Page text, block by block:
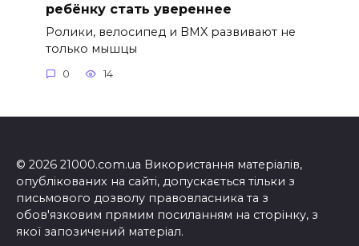
ребёнку стать увереннее
Ролики, велосипед и BMX развивают не
только мышцы
0 14
© 2026 21000.com.ua Використання матеріалів,
опублікованих на сайті, допускається тільки з
письмового дозволу правовласника та з
обов'язковим прямим посиланням на сторінку, з
якої запозичений матеріал.